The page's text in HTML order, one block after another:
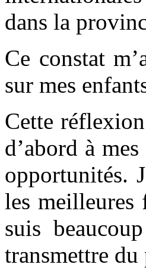
dans la
Ce constat
sur mes
Cette
d’abord à
opportunités.
les meilleures
suis
transmettre